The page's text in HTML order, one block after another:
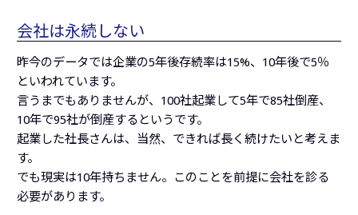
会社は永続しない
昨今のデータでは企業の5年後存続率は15%、10年後で5％
といわれています。
言うまでもありませんが、100社起業して5年で85社倒産、
10年で95社が倒産するというです。
起業した社長さんは、当然、できれば長く続けたいと考えま
す。
でも現実は10年持ちません。このことを前提に会社を診る
必要があります。